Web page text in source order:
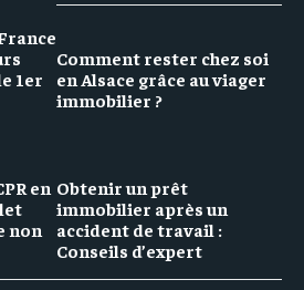
1er
Comment rester chez soi
en Alsace grâce au viager
immobilier ?
en
non
Obtenir un prêt
immobilier après un
accident de travail :
Conseils d’expert